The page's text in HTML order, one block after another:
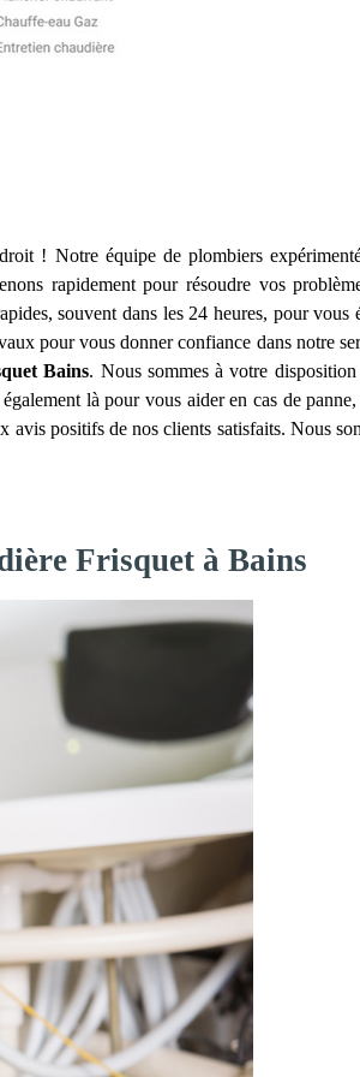
! Notre équipe de plombiers
rapidement pour résoudre vos
souvent dans les 24 heures, pour vous
pour vous donner confiance dans notre
Bains. Nous sommes à votre
là pour vous aider en cas de panne,
avis positifs de nos clients satisfaits. Nous
Frisquet à Bains